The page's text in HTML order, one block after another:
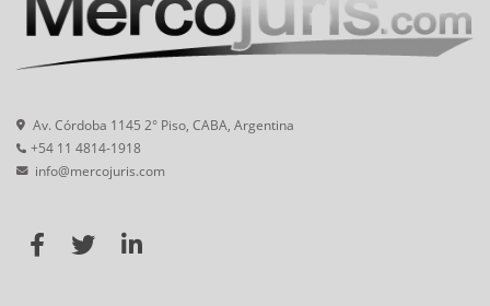
Av. Córdoba 1145 2° Piso, CABA, Argentina
+54 11 4814-1918
info@mercojuris.com